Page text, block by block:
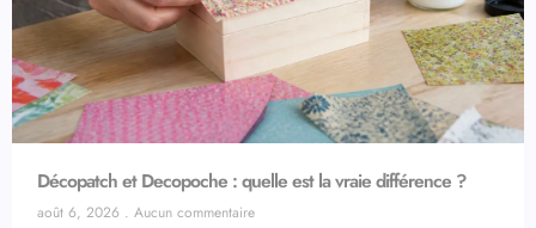
Décopatch et Decopoche : quelle est la vraie différence ?
août 6, 2026 Aucun commentaire